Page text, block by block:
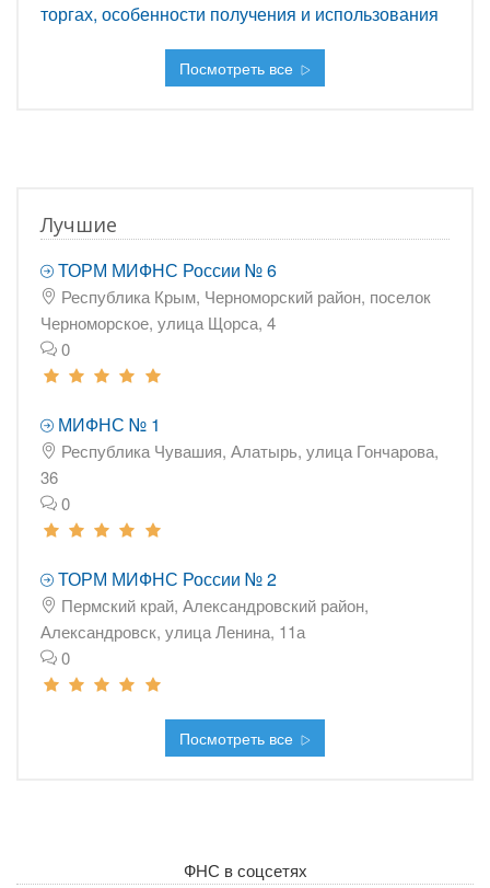
торгах, особенности получения и использования
Посмотреть все
Лучшие
ТОРМ МИФНС России № 6
Республика Крым, Черноморский район, поселок
Черноморское, улица Щорса, 4
0
МИФНС № 1
Республика Чувашия, Алатырь, улица Гончарова,
36
0
ТОРМ МИФНС России № 2
Пермский край, Александровский район,
Александровск, улица Ленина, 11а
0
Посмотреть все
ФНС в соцсетях